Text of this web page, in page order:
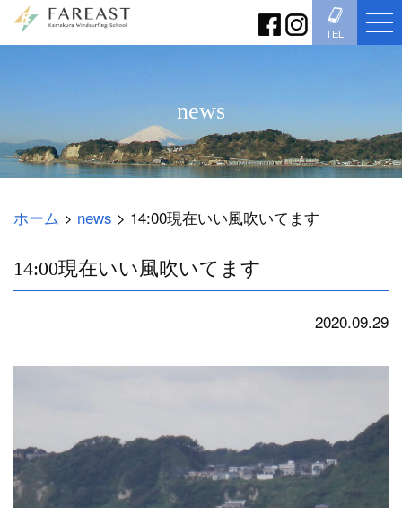
TEL
news
ホーム > news > 14:00現在いい風吹いてます
14:00現在いい風吹いてます
2020.09.29